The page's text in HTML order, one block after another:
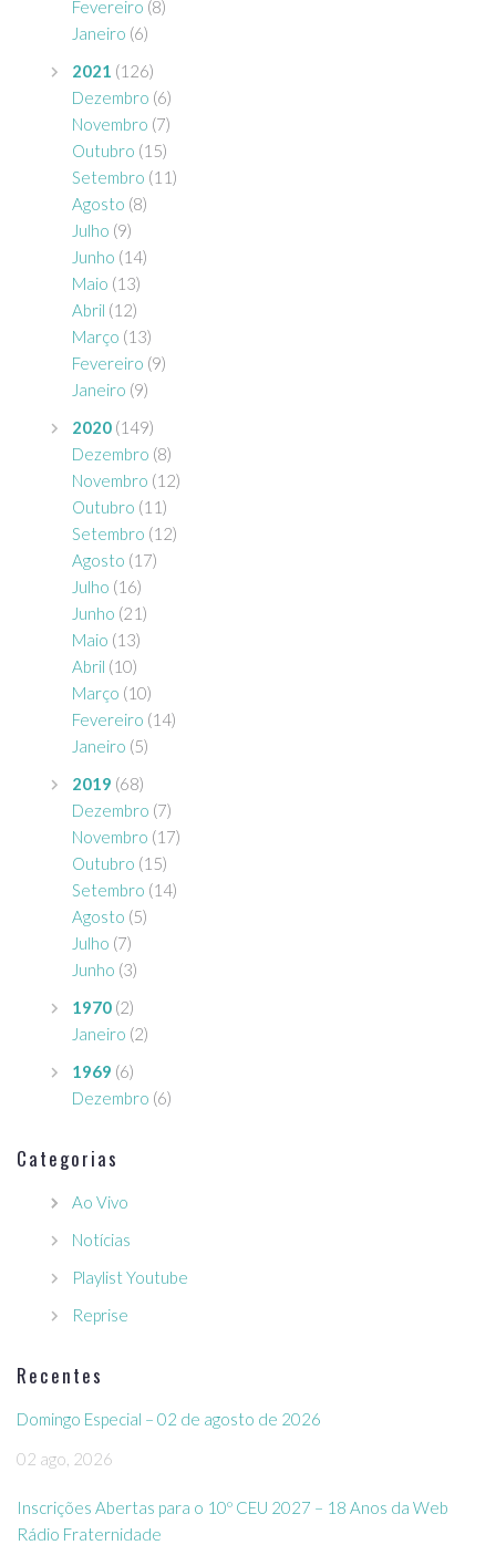
Fevereiro (8)
Janeiro (6)
2021 (126)
Dezembro (6)
Novembro (7)
Outubro (15)
Setembro (11)
Agosto (8)
Julho (9)
Junho (14)
Maio (13)
Abril (12)
Março (13)
Fevereiro (9)
Janeiro (9)
2020 (149)
Dezembro (8)
Novembro (12)
Outubro (11)
Setembro (12)
Agosto (17)
Julho (16)
Junho (21)
Maio (13)
Abril (10)
Março (10)
Fevereiro (14)
Janeiro (5)
2019 (68)
Dezembro (7)
Novembro (17)
Outubro (15)
Setembro (14)
Agosto (5)
Julho (7)
Junho (3)
1970 (2)
Janeiro (2)
1969 (6)
Dezembro (6)
Categorias
Ao Vivo
Notícias
Playlist Youtube
Reprise
Recentes
Domingo Especial – 02 de agosto de 2026
02 ago, 2026
Inscrições Abertas para o 10º CEU 2027 – 18 Anos da Web
Rádio Fraternidade